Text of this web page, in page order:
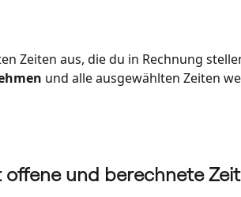
Zeiten aus, die du in Rechnung
und alle ausgewählten Zeiten
offene und berechnete